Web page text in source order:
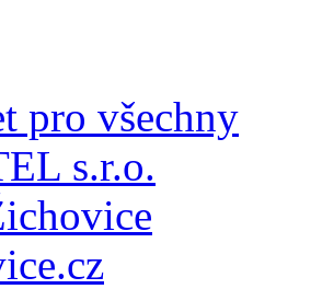
pro všechny
s.r.o.